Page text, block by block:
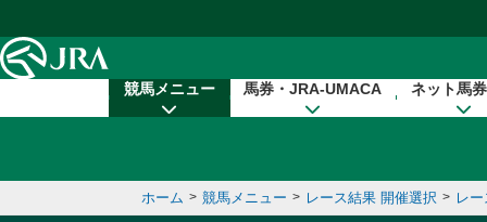
競馬メニュー 馬券・JRA-UMACA ネット馬
ホーム > 競馬メニュー > レース結果 開催選択 > レ